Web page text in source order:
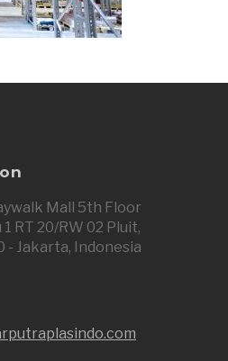
Mall 5th Floor
RT 20/RW 02 Pluit,
- Jakarta, Indonesia